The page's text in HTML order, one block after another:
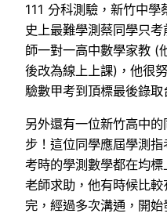
111 分科測驗，新竹中學
史上最難學測蔡同學只
師一對一高中數學家教 (
後改為線上上課)，他很
驗數甲考到頂標最後錄取
另外還有一位新竹高中
步！這位同學應屆學測
考時的學測數學都在均
老師求助，他有時候比
完，經過多次溝通，開